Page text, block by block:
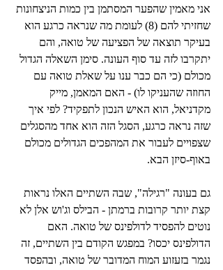
אני מאמין שהפער המסתמן בין כמות הניצחונות
שחזיתי להם (8) לעומת מה שנראה כרגע הוא
בעיקר תוצאה של הפציעה של טואה, והם
יתקרבו לזה עד סוף העונה. סימן השאלה הגדול
מכולם (כי הם כבר ענו על שאלת טואה עם
החוזה שהעניקו לו) - האם המאמן, מייק
מקדניאל, הוא האיש הנכון לתפקיד? לפי איך
שזה נראה כרגע, הסגל הזה הוא אחד מהסגלים
שצפויים לעבור את המהפכים הגדולים מכולם
באוף-סיזן הבא.
גם בעונה "רגילה", שבה השתיים האלו נראות
קצת יותר קרובות ברמתן - הבילס וג'וש אלן לא
נוטים להפסיד לדולפינס של טואה. האם
הדולפינס יכסו? במפגש הקודם בין השתיים, זה
נגמר בזעזוע המוח המדובר של טואה, ובהפסד